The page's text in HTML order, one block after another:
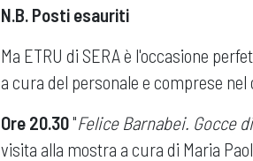
N.B. Posti esauriti
Ma ETRU di SERA è l'occasione
a cura del personale e comprese
Ore 20.30"Felice Barnabei. Gocce
visita alla mostra a cura di Maria